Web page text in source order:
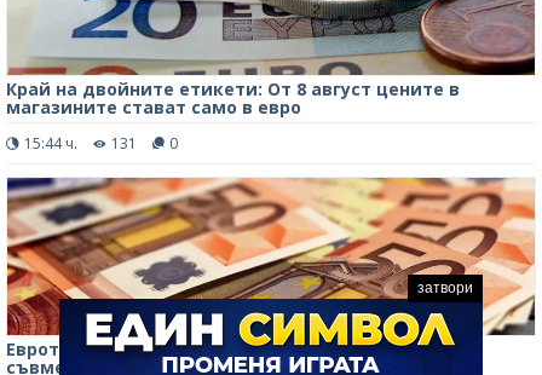
Край на двойните етикети: От 8 август цените в
магазините стават само в евро
15:44 ч. 131 0
Еврото силно поевтинява спрямо йената след
съвместната интервенция на САЩ и Япония
затвори